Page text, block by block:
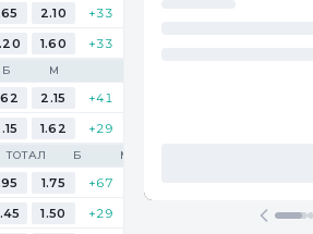
2.10
+33
1.60 +33
Б М
2.15
+41
1.62 +29
ТОТАЛ Б М
1.75
+67
1.50
+29